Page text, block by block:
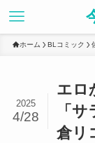
ホーム BLコミック
エロ
「
倉リ
2025
4/28